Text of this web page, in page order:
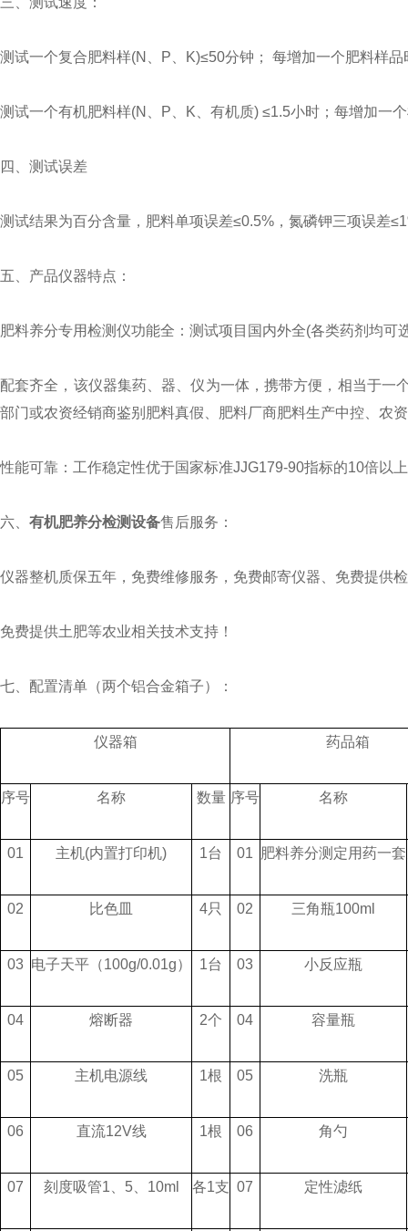
测试一个复合肥料样(N、P、K)≤50分钟； 每增加一个肥料样
测试一个有机肥料样(N、P、K、有机质) ≤1.5小时；每增加一
四、测试误差
测试结果为百分含量，肥料单项误差≤0.5%，氮磷钾三项误差
五、产品仪器特点：
肥料养分专用检测仪功能全：测试项目国内外全(各类药剂均可
配套齐全，该仪器集药、器、仪为一体，携带方便，相当于
部门或农资经销商鉴别肥料真假、肥料厂商肥料生产中控、农
性能可靠：工作稳定性优于国家标准JJG179-90指标的10倍以
六、 有机肥养分检测设备售后服务：
仪器整机质保五年，免费维修服务，免费邮寄仪器、免费提供
免费提供土肥等农业相关技术支持！
七、配置清单（两个铝合金箱子）：
仪器箱 药品箱
序号 名称 数量 序号 名称
01 主机(内置打印机) 1台 01 肥料养分测定用药一套
02 比色皿 4只 02 三角瓶100ml
03 电子天平（100g/0.01g） 1台 03 小反应瓶
04 熔断器 2个 04 容量瓶
05 主机电源线 1根 05 洗瓶
06 直流12V线 1根 06 角勺
07 刻度吸管1、5、10ml 各1支 07 定性滤纸